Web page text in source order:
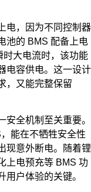
电，因为不同控制器
池的 BMS 配备上电
时大电流时，该功能
电容供电。这一设计
，又能完整保留
全机制至关重要。
能在不牺牲安全性
现意外断电。随着锂
上电预充等 BMS 功
户体验的关键。